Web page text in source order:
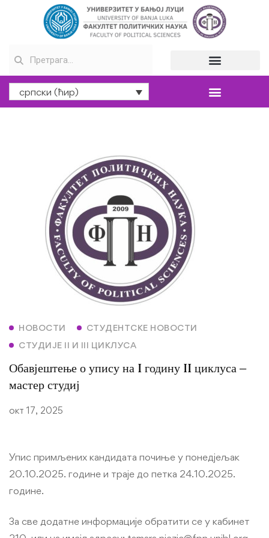
српски (ћир)
НОВОСТИ
СТУДЕНТСКЕ НОВОСТИ
СТУДИЈЕ II И III ЦИКЛУСА
Обавјештење о упису на I годину II циклуса –
мастер студиј
окт 17, 2025
Упис примљених кандидата почиње у понедјељак
20.10.2025. године и траје до петка 24.10.2025.
године.
За све додатне информације обратити се у кабинет